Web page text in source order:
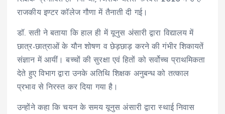
राजकीय इण्टर कॉलेज गौणा में तैनाती दी गई।
डॉ. सती ने बताया कि हाल ही में यूनुस अंसारी द्वारा विद्यालय में
छात्र-छात्राओं के यौन शोषण व छेड़छाड़ करने की गंभीर शिकायतें
संज्ञान में आयीं। बच्चों की सुरक्षा एवं हितों को सर्वोच्च प्राथमिकता
देते हुए विभाग द्वारा उनके अतिथि शिक्षक अनुबन्ध को तत्काल
प्रभाव से निरस्त कर दिया गया है।
उन्होंने कहा कि चयन के समय यूनुस अंसारी द्वारा स्थाई निवास